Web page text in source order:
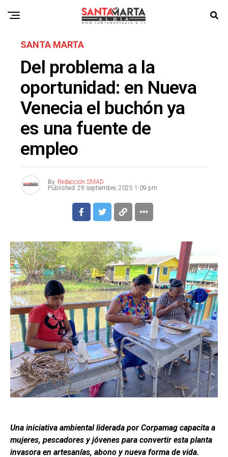
SANTA MARTA
Del problema a la
oportunidad: en Nueva
Venecia el buchón ya
es una fuente de
empleo
By Redacción SMAD
Published 29 septiembre, 2025 1:09 pm
Una iniciativa ambiental liderada por Corpamag capacita a
mujeres, pescadores y jóvenes para convertir esta planta
invasora en artesanías, abono y nueva forma de vida.